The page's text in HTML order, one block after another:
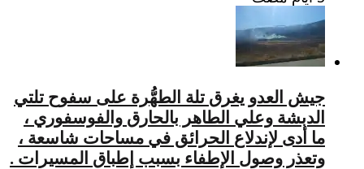
جيش العدو يغرق تلة الطهُّرة على سفوح تلتي
الدبشة وعلي الطاهر بالحارق والفوسفوري ،
ما أدى لإندلاع الحرائق في مساحات شاسعة ،
وتعذر وصول الإطفاء بسبب إطباق المسيرات .